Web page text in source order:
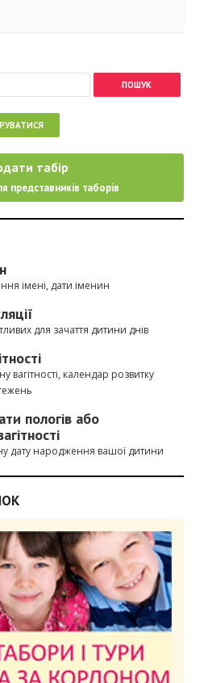
табір
представників таборів
імені, дати іменин
для зачаття дитини днів
вагітності, календар розвитку
пологів або
дату народження вашої дитини